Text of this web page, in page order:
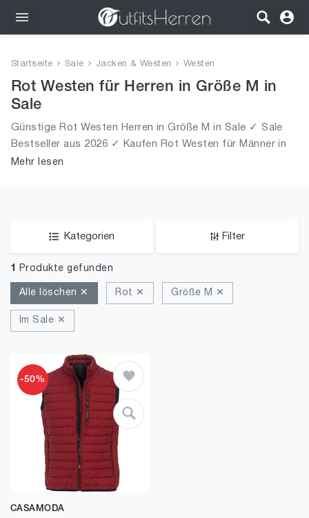
Bekleidung
Schuhe
Startseite Sale Jacken & Westen Westen
Rot Westen für Herren in Größe M in
Sale
Günstige Rot Westen Herren in Größe M in Sale ✓ Sale
Bestseller aus 2026 ✓ Kaufen Rot Westen für Männer in
Größe M in Sale!
Mehr lesen
Kategorien Filter
1 Produkte gefunden
Alle löschen ✕ Rot ✕ Größe M ✕
Im Sale ✕
-50%
CASAMODA